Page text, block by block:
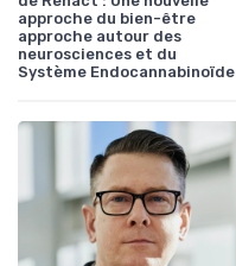
approche du bien-être
approche autour des
neurosciences et du
Système Endocannabinoïde